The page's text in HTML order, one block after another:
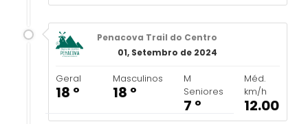
Penacova Trail do Centro
01, Setembro de 2024
Geral
18 º
Masculinos
18 º
M
Seniores
7 º
Méd.
km/h
12.00